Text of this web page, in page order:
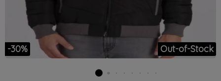
-30% Out-of-Stock